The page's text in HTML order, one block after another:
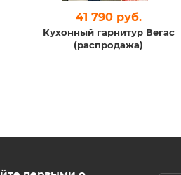
Кухонный гарнитур Вегас
(распродажа)
41 790 руб.